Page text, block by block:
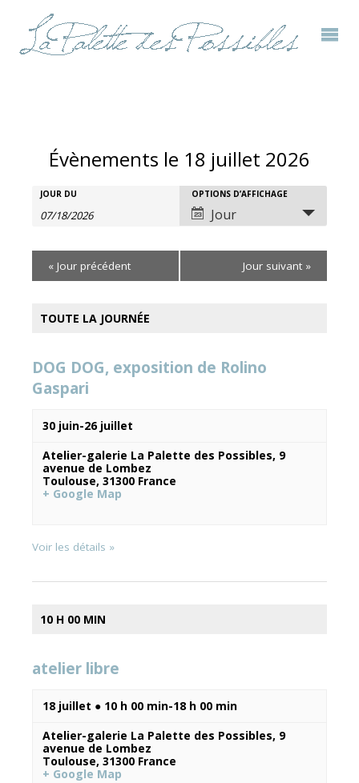
Évènements le 18 juillet 2026
Recherche
navigation
de
vues
Évènements
Rechercher
JOUR DU
Navigation
de
vues
OPTIONS D’AFFICHAGE
Jour
« Jour précédent Jour suivant »
TOUTE LA JOURNÉE
DOG DOG, exposition de Rolino
Gaspari
30 juin-26 juillet
Atelier-galerie La Palette des Possibles, 9
avenue de Lombez
Toulouse, 31300 France
+ Google Map
Voir les détails »
10 H 00 MIN
atelier libre
18 juillet ● 10 h 00 min-18 h 00 min
Atelier-galerie La Palette des Possibles, 9
avenue de Lombez
Toulouse, 31300 France
+ Google Map